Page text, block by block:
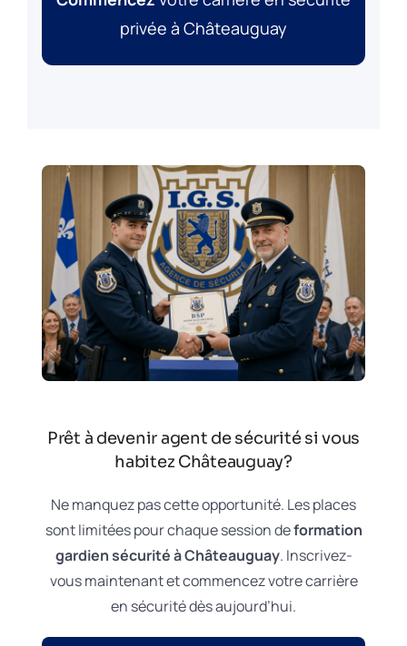
privée à Châteauguay
Prêt à devenir agent de sécurité si vous
habitez Châteauguay?
Ne manquez pas cette opportunité. Les places
sont limitées pour chaque session deformation
gardien sécurité à Châteauguay. Inscrivez-
vous maintenant et commencez votre carrière
en sécurité dès aujourd’hui.